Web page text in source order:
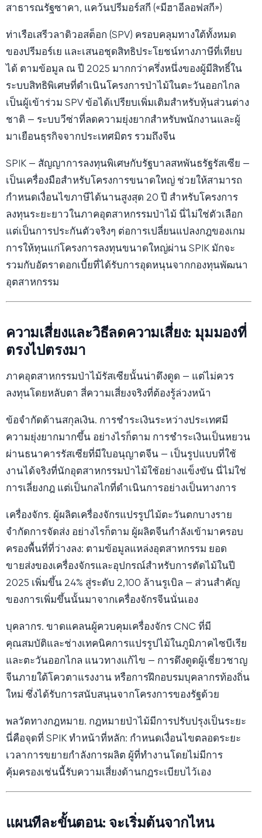
สาธารณรัฐซาคา, แคว้นปรีมอร์สกี («มีฮาอีลอฟสกี»)
ท่าเรือเสรีวลาดิวอสต็อก (SPV) ครอบคลุมทางใต้ทั้งหมด
ของปรีมอร์เย และเสนอชุดสิทธิประโยชน์ทางภาษีที่เทียบ
ได้ ตามข้อมูล ณ ปี 2025 มากกว่าครึ่งหนึ่งของผู้มีสิทธิ์ใน
ระบบสิทธิพิเศษที่ดำเนินโครงการป่าไม้ในตะวันออกไกล
เป็นผู้เข้าร่วม SPV ข้อได้เปรียบเพิ่มเติมสำหรับหุ้นส่วนต่าง
ชาติ — ระบบวีซ่าที่ลดความยุ่งยากสำหรับพนักงานและผู้
มาเยือนธุรกิจจากประเทศมิตร รวมถึงจีน
SPIK — สัญญาการลงทุนพิเศษกับรัฐบาลสหพันธรัฐรัสเซีย —
เป็นเครื่องมือสำหรับโครงการขนาดใหญ่ ช่วยให้สามารถ
กำหนดเงื่อนไขภาษีได้นานสูงสุด 20 ปี สำหรับโครงการ
ลงทุนระยะยาวในภาคอุตสาหกรรมป่าไม้ นี่ไม่ใช่ตัวเลือก
แต่เป็นการประกันตัวจริงๆ ต่อการเปลี่ยนแปลงกฎของเกม
การให้ทุนแก่โครงการลงทุนขนาดใหญ่ผ่าน SPIK มักจะ
รวมกับอัตราดอกเบี้ยที่ได้รับการอุดหนุนจากกองทุนพัฒนา
อุตสาหกรรม
ความเสี่ยงและวิธีลดความเสี่ยง: มุมมองที่
ตรงไปตรงมา
ภาคอุตสาหกรรมป่าไม้รัสเซียนั้นน่าดึงดูด — แต่ไม่ควร
ลงทุนโดยหลับตา สี่ความเสี่ยงจริงที่ต้องรู้ล่วงหน้า
ข้อจำกัดด้านสกุลเงิน. การชำระเงินระหว่างประเทศมี
ความยุ่งยากมากขึ้น อย่างไรก็ตาม การชำระเงินเป็นหยวน
ผ่านธนาคารรัสเซียที่มีใบอนุญาตจีน — เป็นรูปแบบที่ใช้
งานได้จริงที่นักอุตสาหกรรมป่าไม้ใช้อย่างแข็งขัน นี่ไม่ใช่
การเลี่ยงกฎ แต่เป็นกลไกที่ดำเนินการอย่างเป็นทางการ
เครื่องจักร. ผู้ผลิตเครื่องจักรแปรรูปไม้ตะวันตกบางราย
จำกัดการจัดส่ง อย่างไรก็ตาม ผู้ผลิตจีนกำลังเข้ามาครอบ
ครองพื้นที่ที่ว่างลง: ตามข้อมูลแหล่งอุตสาหกรรม ยอด
ขายส่งของเครื่องจักรและอุปกรณ์สำหรับการตัดไม้ในปี
2025 เพิ่มขึ้น 24% สู่ระดับ 2,100 ล้านรูเบิล — ส่วนสำคัญ
ของการเพิ่มขึ้นนั้นมาจากเครื่องจักรจีนนั่นเอง
บุคลากร. ขาดแคลนผู้ควบคุมเครื่องจักร CNC ที่มี
คุณสมบัติและช่างเทคนิคการแปรรูปไม้ในภูมิภาคไซบีเรีย
และตะวันออกไกล แนวทางแก้ไข — การดึงดูดผู้เชี่ยวชาญ
จีนภายใต้โควตาแรงงาน หรือการฝึกอบรมบุคลากรท้องถิ่น
ใหม่ ซึ่งได้รับการสนับสนุนจากโครงการของรัฐด้วย
พลวัตทางกฎหมาย. กฎหมายป่าไม้มีการปรับปรุงเป็นระยะ
นี่คือจุดที่ SPIK ทำหน้าที่หลัก: กำหนดเงื่อนไขตลอดระยะ
เวลาการขยายกำลังการผลิต ผู้ที่ทำงานโดยไม่มีการ
คุ้มครองเช่นนี้รับความเสี่ยงด้านกฎระเบียบไว้เอง
แผนทีละขั้นตอน: จะเริ่มต้นจากไหน